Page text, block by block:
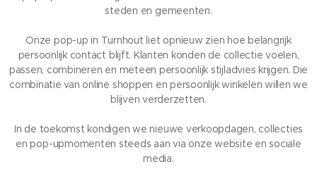
steden en gemeenten.
Onze pop-up in Turnhout liet opnieuw zien hoe belangrijk
persoonlijk contact blijft. Klanten konden de collectie voelen,
passen, combineren en meteen persoonlijk stijladvies krijgen. Die
combinatie van online shoppen en persoonlijk winkelen willen we
blijven verderzetten.
In de toekomst kondigen we nieuwe verkoopdagen, collecties
en pop-upmomenten steeds aan via onze website en sociale
media.